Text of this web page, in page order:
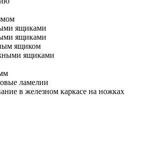
ящиками
ящиками
ящиком
ящиками
ламелии
в железном каркасе на ножках